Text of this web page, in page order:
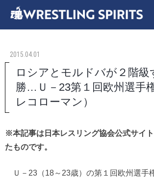
2015.04.01
ロシアとモルドバが２階級
勝…Ｕ－23第１回欧州選手
レコローマン）
※本記事は日本レスリング協会公式サイ
たものです。
Ｕ－23（18～23歳）の第１回欧州選手